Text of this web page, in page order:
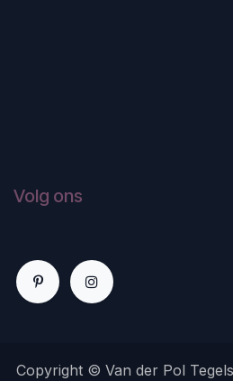
Volg ons
Copyright © Van der Pol